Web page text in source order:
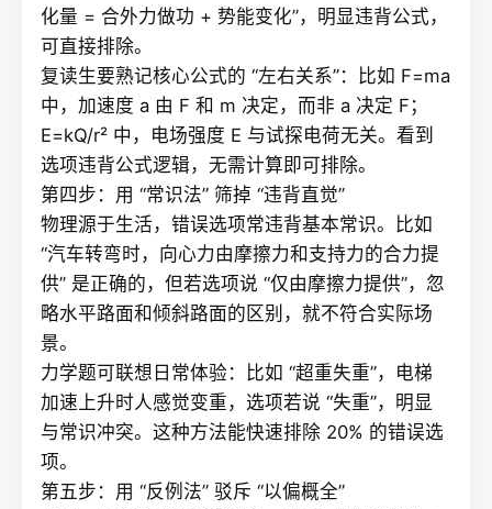
化量 = 合外力做功 + 势能变化”，明显违背公式，
可直接排除。
复读生要熟记核心公式的 “左右关系”：比如 F=ma
中，加速度 a 由 F 和 m 决定，而非 a 决定 F；
E=kQ/r² 中，电场强度 E 与试探电荷无关。看到
选项违背公式逻辑，无需计算即可排除。
第四步：用 “常识法” 筛掉 “违背直觉”
物理源于生活，错误选项常违背基本常识。比如
“汽车转弯时，向心力由摩擦力和支持力的合力提
供” 是正确的，但若选项说 “仅由摩擦力提供”，忽
略水平路面和倾斜路面的区别，就不符合实际场
景。
力学题可联想日常体验：比如 “超重失重”，电梯
加速上升时人感觉变重，选项若说 “失重”，明显
与常识冲突。这种方法能快速排除 20% 的错误选
项。
第五步：用 “反例法” 驳斥 “以偏概全”